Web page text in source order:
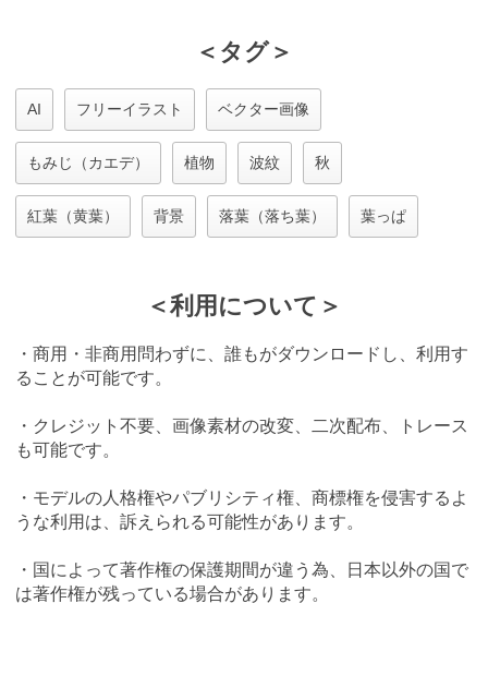
＜タグ＞
AI フリーイラスト ベクター画像
もみじ（カエデ） 植物 波紋 秋
紅葉（黄葉） 背景 落葉（落ち葉） 葉っぱ
＜利用について＞
・商用・非商用問わずに、誰もがダウンロードし、利用す
ることが可能です。
・クレジット不要、画像素材の改変、二次配布、トレース
も可能です。
・モデルの人格権やパブリシティ権、商標権を侵害するよ
うな利用は、訴えられる可能性があります。
・国によって著作権の保護期間が違う為、日本以外の国で
は著作権が残っている場合があります。